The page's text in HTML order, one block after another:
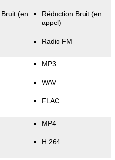
(en
Réduction Bruit (en
appel)
Radio FM
MP3
WAV
FLAC
MP4
H.264